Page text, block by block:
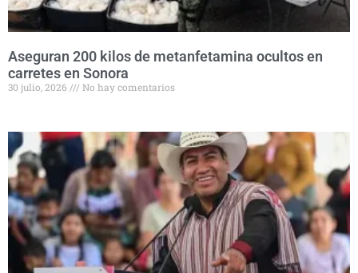
Aseguran 200 kilos de metanfetamina ocultos en
carretes en Sonora
30 julio, 2026 No hay comentarios